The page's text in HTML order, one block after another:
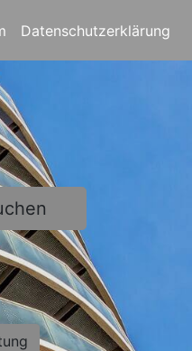
Datenschutzerklärung